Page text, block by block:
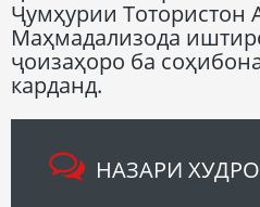
Ҷумҳурии Тотористон
Маҳмадализода
ҷоизаҳоро ба
карданд.
НАЗАРИ